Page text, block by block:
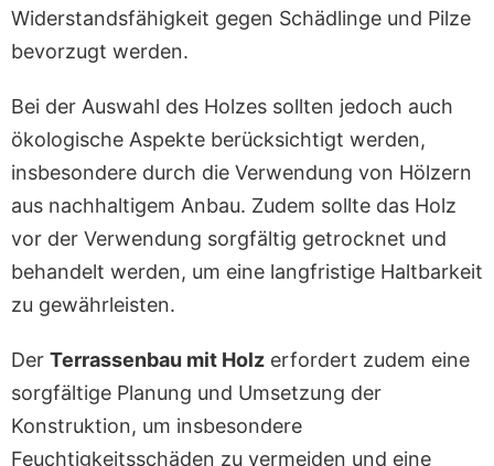
Widerstandsfähigkeit gegen Schädlinge und Pilze
bevorzugt werden.
Bei der Auswahl des Holzes sollten jedoch auch
ökologische Aspekte berücksichtigt werden,
insbesondere durch die Verwendung von Hölzern
aus nachhaltigem Anbau. Zudem sollte das Holz
vor der Verwendung sorgfältig getrocknet und
behandelt werden, um eine langfristige Haltbarkeit
zu gewährleisten.
Der Terrassenbau mit Holz erfordert zudem eine
sorgfältige Planung und Umsetzung der
Konstruktion, um insbesondere
Feuchtigkeitsschäden zu vermeiden und eine